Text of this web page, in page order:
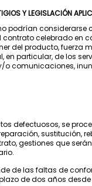
Y LEGISLACIÓN
no podrían
celebrado en
del producto, fuerza
en particular, de los
o comunicaciones,
defectuosos, se
sustitución,
gestiones que
de las faltas de
de dos años